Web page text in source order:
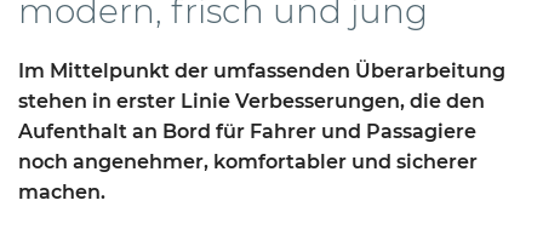
modern, frisch und jung
Im Mittelpunkt der umfassenden Überarbeitung
stehen in erster Linie Verbesserungen, die den
Aufenthalt an Bord für Fahrer und Passagiere
noch angenehmer, komfortabler und sicherer
machen.